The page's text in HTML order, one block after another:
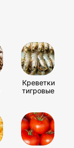
Креветки
тигровые